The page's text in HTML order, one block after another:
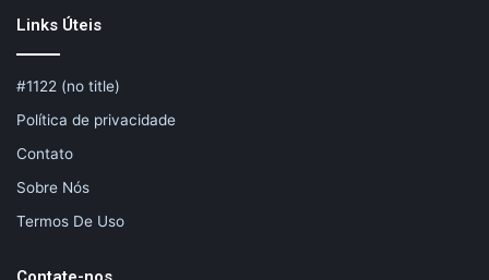
Links Úteis
#1122 (no title)
Política de privacidade
Contato
Sobre Nós
Termos De Uso